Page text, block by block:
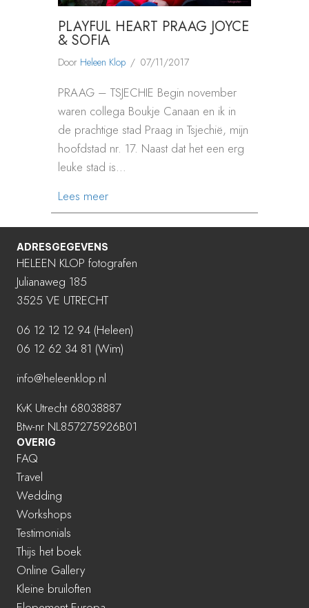
PLAYFUL HEART PRAAG JOYCE
& SOFIA
Door Heleen Klop / 07/11/2017
PRAAG – TSJECHIE Begin november
waren collega Boukje Canaan en ik in
de prachtige stad Praag in Tsjechië, mijn
hoofdstad nr. 17. Naast dat het een erg
leuke stad is…
Lees meerabout PLAYFUL HEART PRAAG JOYCE &
ADRESGEGEVENS
HELEEN KLOP fotografen
Julianaweg 185
3525 VE UTRECHT
06 12 12 12 94 (Heleen)
06 12 62 34 81 (Wim)
info@heleenklop.nl
KvK Utrecht 68038887
Btw-nr NL857275926B01
OVERIG
FAQ
Travel
Wedding
Workshops
Testimonials
Thijs het boek
Online Gallery
Kleine bruiloften